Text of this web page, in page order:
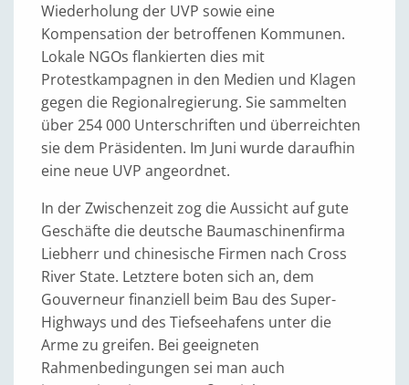
Wiederholung der UVP sowie eine
Kompensation der betroffenen Kommunen.
Lokale NGOs flankierten dies mit
Protestkampagnen in den Medien und Klagen
gegen die Regionalregierung. Sie sammelten
über 254 000 Unterschriften und überreichten
sie dem Präsidenten. Im Juni wurde daraufhin
eine neue UVP angeordnet.
In der Zwischenzeit zog die Aussicht auf gute
Geschäfte die deutsche Baumaschinenfirma
Liebherr und chinesische Firmen nach Cross
River State. Letztere boten sich an, dem
Gouverneur finanziell beim Bau des Super-
Highways und des Tiefseehafens unter die
Arme zu greifen. Bei geeigneten
Rahmenbedingungen sei man auch